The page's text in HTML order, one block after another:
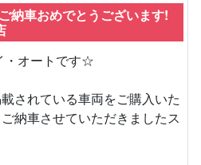
納車おめでとうございます!
・オートです☆
されている車両をご購入いた
納車させていただきましたス